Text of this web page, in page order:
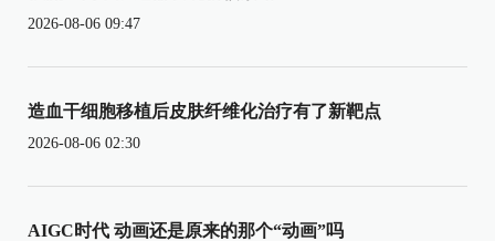
2026-08-06 09:47
造血干细胞移植后皮肤纤维化治疗有了新靶点
2026-08-06 02:30
AIGC时代 动画还是原来的那个“动画”吗